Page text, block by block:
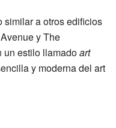
similar a otros edificios
y The
un estilo llamadoart
y moderna del art